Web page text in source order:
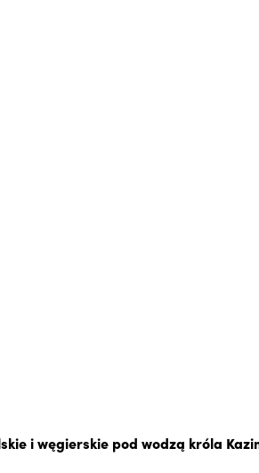
i węgierskie pod wodzą króla